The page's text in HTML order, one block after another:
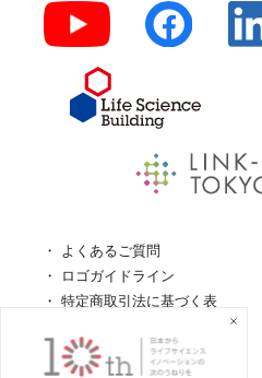
よくあるご質問
ロゴガイドライン
特定商取引法に基づく表
個人情報の取扱について